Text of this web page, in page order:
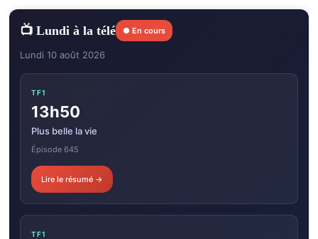
📺 Lundi à la télé ● En cours
Lundi 10 août 2026
TF1
13h50
Plus belle la vie
Épisode 645
Lire le résumé →
TF1